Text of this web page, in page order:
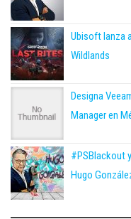
Ubisoft lanza
Wildlands
Designa
Manager en
#PSBlackout
Hugo